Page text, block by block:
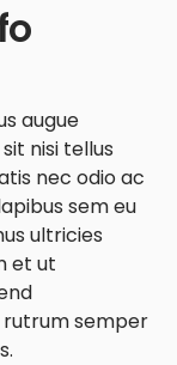
augue
nisi tellus
nec odio ac
sem eu
ultricies
et ut
rutrum semper